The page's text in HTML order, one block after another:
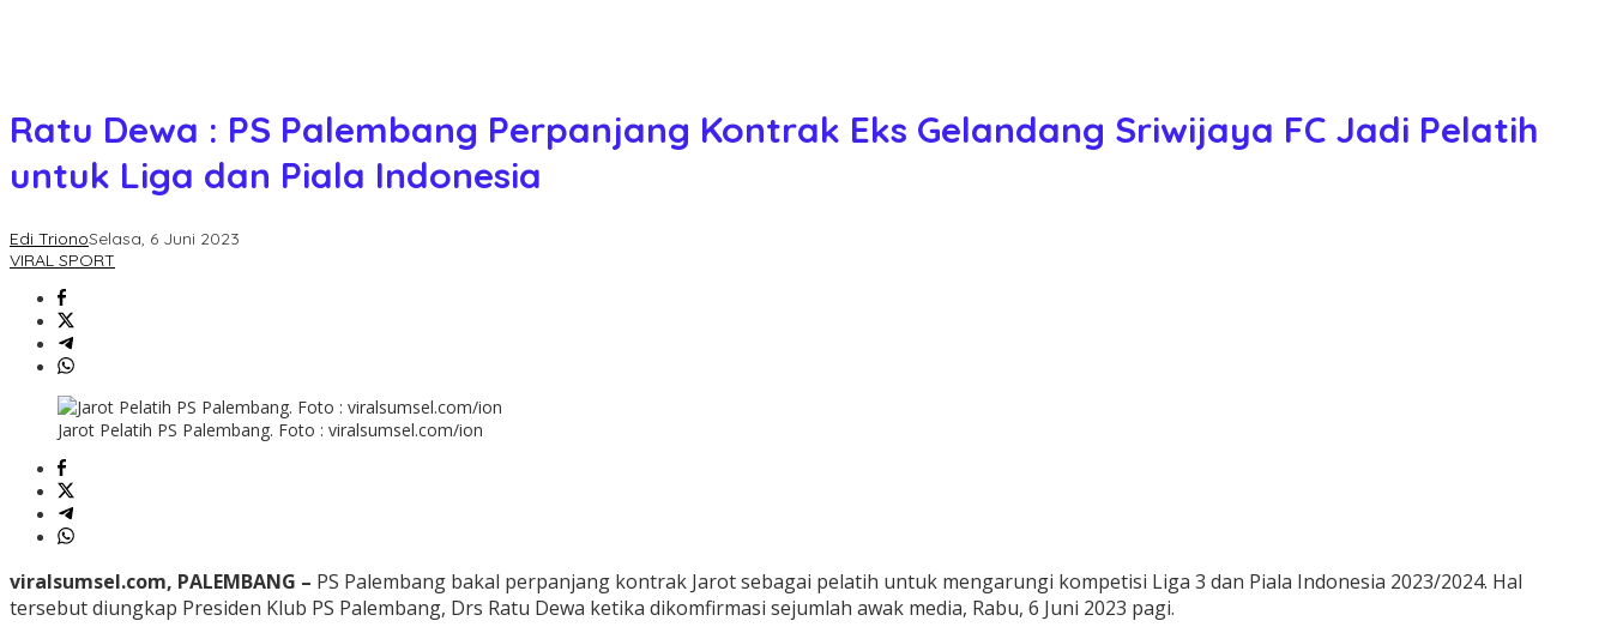
Ratu Dewa : PS Palembang Perpanjang Kontrak Eks Gelandang Sriwijaya FC Jadi Pelatih
untuk Liga dan Piala Indonesia
Edi TrionoSelasa, 6 Juni 2023
VIRAL SPORT
Jarot Pelatih PS Palembang. Foto : viralsumsel.com/ion
viralsumsel.com, PALEMBANG – PS Palembang bakal perpanjang kontrak Jarot sebagai pelatih untuk mengarungi kompetisi Liga 3 dan Piala Indonesia 2023/2024. Hal
tersebut diungkap Presiden Klub PS Palembang, Drs Ratu Dewa ketika dikomfirmasi sejumlah awak media, Rabu, 6 Juni 2023 pagi.